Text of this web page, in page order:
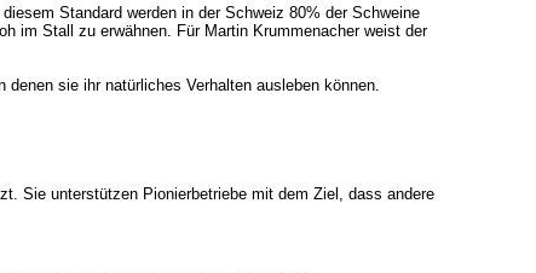
Standard werden in der Schweiz 80% der Schweine
im Stall zu erwähnen. Für Martin Krummenacher weist der
sie ihr natürliches Verhalten ausleben können.
Sie unterstützen Pionierbetriebe mit dem Ziel, dass andere